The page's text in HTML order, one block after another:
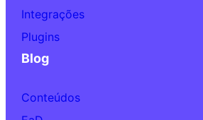
Integrações
Plugins
Blog
Conteúdos